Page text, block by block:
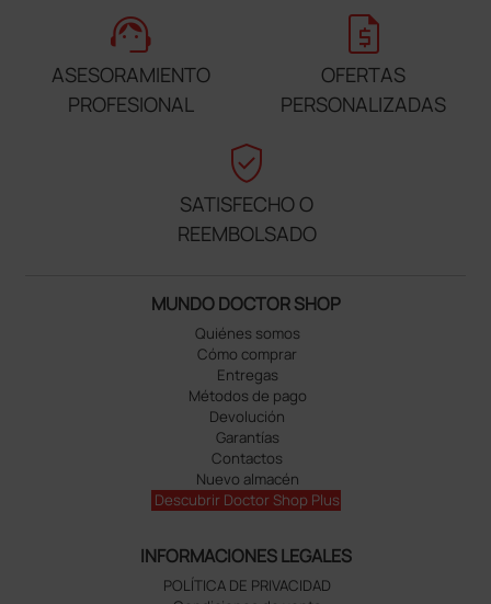
support_agent
ASESORAMIENTO
PROFESIONAL
request_quote
OFERTAS
PERSONALIZADAS
verified_user
SATISFECHO O
REEMBOLSADO
MUNDO DOCTOR SHOP
Quiénes somos
Cómo comprar
Entregas
Métodos de pago
Devolución
Garantías
Contactos
Nuevo almacén
Descubrir Doctor Shop Plus
INFORMACIONES LEGALES
POLÍTICA DE PRIVACIDAD